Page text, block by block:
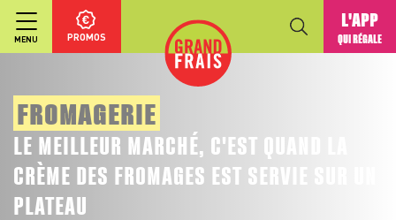
MENU PROMOS
L'APP
QUI RÉGALE
FROMAGERIE
LE MEILLEUR MARCHÉ, C'EST QUAND LA
CRÈME DES FROMAGES EST SERVIE SUR UN
PLATEAU